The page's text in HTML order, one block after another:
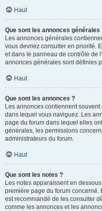
Haut
Que sont les annonces générales
Les annonces générales
vous devriez consulter en priorité.
et dans le panneau de contrôle de
annonces générales sont définies
Haut
Que sont les annonces ?
Les annonces contiennent
dans lequel vous naviguez. Les
page du forum dans lequel elles
générales, les permissions
administrateurs du forum.
Haut
Que sont les notes ?
Les notes apparaissent en
première page du forum concerné.
est recommandé de les consulter
comme les annonces et les